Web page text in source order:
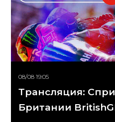
08/08 19:05
Трансляция:
Британии